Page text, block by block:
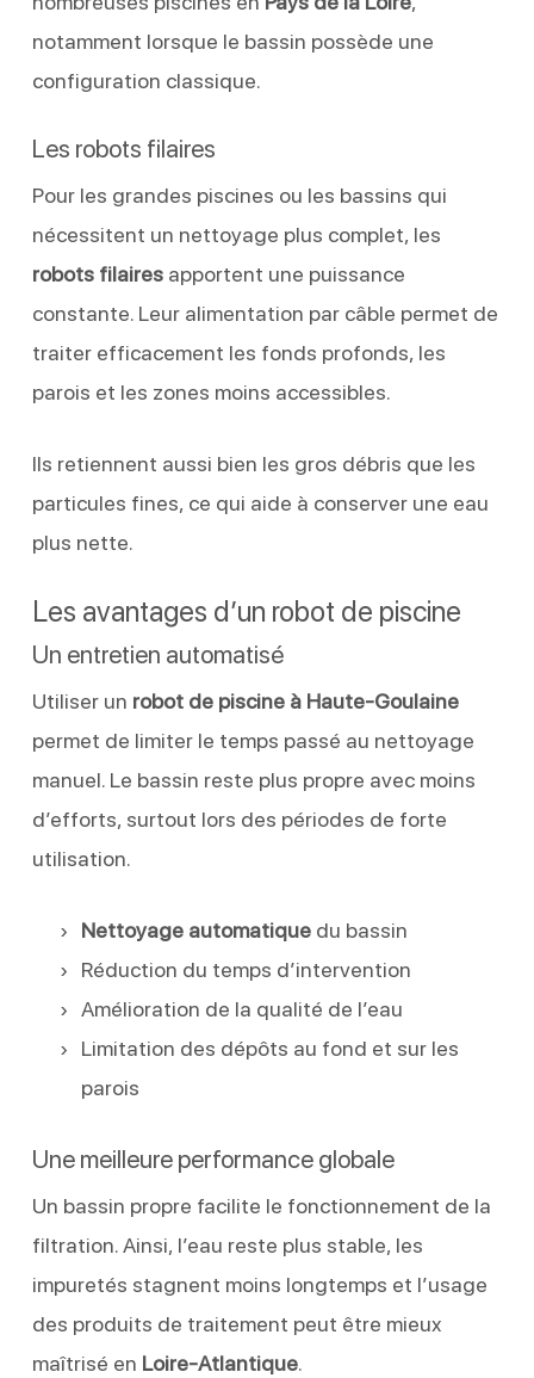
notamment lorsque le bassin possède une
configuration classique.
Les robots filaires
Pour les grandes piscines ou les bassins qui
nécessitent un nettoyage plus complet, les
robots filairesapportent une puissance
constante. Leur alimentation par câble permet de
traiter efficacement les fonds profonds, les
parois et les zones moins accessibles.
Ils retiennent aussi bien les gros débris que les
particules fines, ce qui aide à conserver une eau
plus nette.
Les avantages d’un robot de piscine
Un entretien automatisé
Utiliser un robot de piscine à Haute-Goulaine
permet de limiter le temps passé au nettoyage
manuel. Le bassin reste plus propre avec moins
d’efforts, surtout lors des périodes de forte
utilisation.
Nettoyage automatiquedu bassin
Réduction du temps d’intervention
Amélioration de la qualité de l’eau
Limitation des dépôts au fond et sur les
parois
Une meilleure performance globale
Un bassin propre facilite le fonctionnement de la
filtration. Ainsi, l’eau reste plus stable, les
impuretés stagnent moins longtemps et l’usage
des produits de traitement peut être mieux
maîtrisé en Loire-Atlantique.